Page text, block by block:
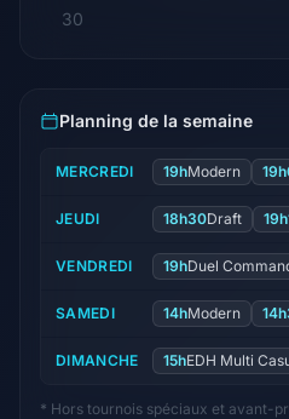
30
Planning de la semaine
MERCREDI 19hModern
JEUDI 18h30Draft
VENDREDI 19hDuel
SAMEDI 14hModern
DIMANCHE 15hEDH Multi
* Hors tournois spéciaux et avant-